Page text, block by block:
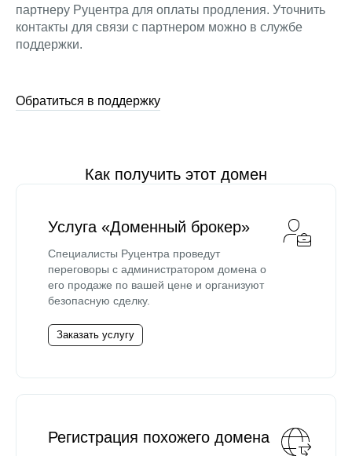
партнеру Руцентра для оплаты продления. Уточнить
контакты для связи с партнером можно в службе
поддержки.
Обратиться в поддержку
Как получить этот домен
Услуга «Доменный брокер»
Специалисты Руцентра проведут
переговоры с администратором домена о
его продаже по вашей цене и организуют
безопасную сделку.
Заказать услугу
Регистрация похожего домена